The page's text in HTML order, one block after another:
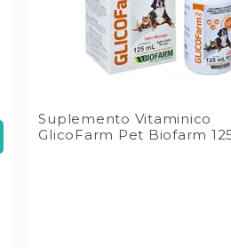
Suplemento Vitaminico
GlicoFarm Pet Biofarm